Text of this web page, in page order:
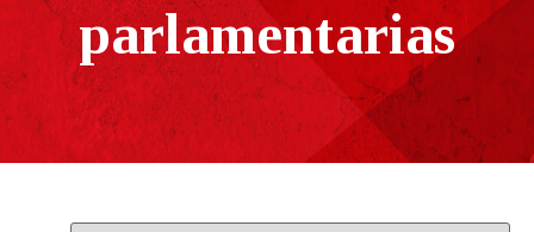
parlamentarias